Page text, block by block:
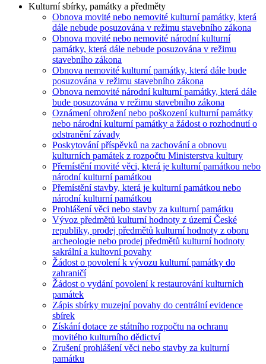
Kulturní sbírky, památky a předměty
Obnova movité nebo nemovité kulturní památky, která
dále nebude posuzována v režimu stavebního zákona
Obnova movité nebo nemovité národní kulturní
památky, která dále nebude posuzována v režimu
stavebního zákona
Obnova nemovité kulturní památky, která dále bude
posuzována v režimu stavebního zákona
Obnova nemovité národní kulturní památky, která dále
bude posuzována v režimu stavebního zákona
Oznámení ohrožení nebo poškození kulturní památky
nebo národní kulturní památky a žádost o rozhodnutí o
odstranění závady
Poskytování příspěvků na zachování a obnovu
kulturních památek z rozpočtu Ministerstva kultury
Přemístění movité věci, která je kulturní památkou nebo
národní kulturní památkou
Přemístění stavby, která je kulturní památkou nebo
národní kulturní památkou
Prohlášení věci nebo stavby za kulturní památku
Vývoz předmětů kulturní hodnoty z území České
republiky, prodej předmětů kulturní hodnoty z oboru
archeologie nebo prodej předmětů kulturní hodnoty
sakrální a kultovní povahy
Žádost o povolení k vývozu kulturní památky do
zahraničí
Žádost o vydání povolení k restaurování kulturních
památek
Zápis sbírky muzejní povahy do centrální evidence
sbírek
Získání dotace ze státního rozpočtu na ochranu
movitého kulturního dědictví
Zrušení prohlášení věci nebo stavby za kulturní
památku